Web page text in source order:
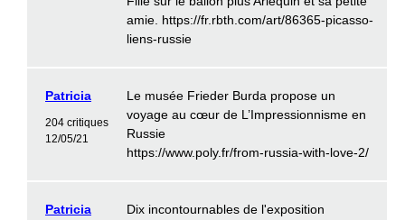
amie. https://fr.rbth.com/art/86365-picasso-
liens-russie
Patricia
204 critiques
12/05/21
Le musée Frieder Burda propose un
voyage au cœur de L’Impressionnisme en
Russie
https://www.poly.fr/from-russia-with-love-2/
Patricia
Dix incontournables de l'exposition